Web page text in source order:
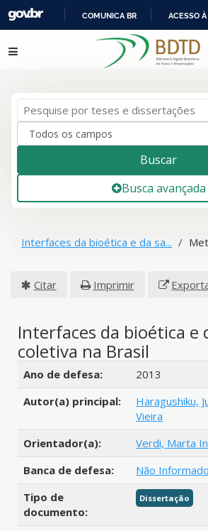
IR
PARA
COMUNICA BR ACESSO
Pular para o conteúdo
Buscar
Busca avançada
Interfaces da bioética e da sa...
Citar Imprimir
Interfaces da bioética e
coletiva na Brasil
Detalhes bibliográficos
Ano de defesa:
2013
Autor(a) principal:
Haragushiku,
Vieira
Orientador(a):
Verdi, Marta
Banca de defesa:
Não
Tipo de
documento:
Dissertação